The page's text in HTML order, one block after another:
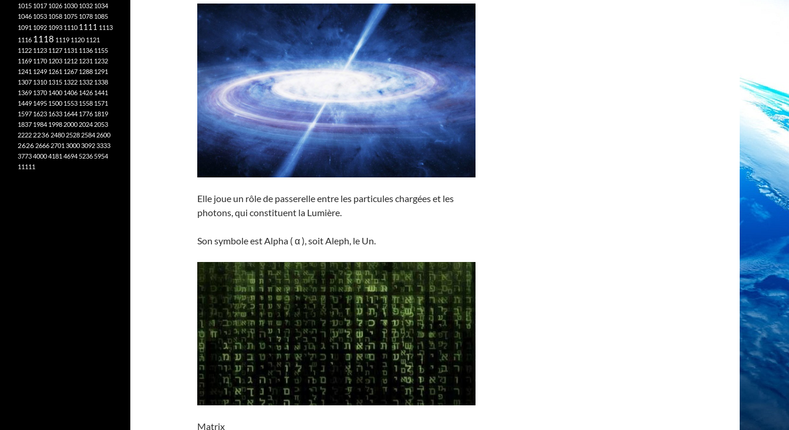
Elle joue un rôle de passerelle entre les particules chargées et les
photons, qui constituent la Lumière.
Son symbole est Alpha ( α ), soit Aleph, le Un.
Matrix
1015 1017 1026 1030 1032 1034
1046 1053 1058 1075 1078 1085
1091 1092 1093 1110 1111 1113
1116 1118 1119 1120 1121
1122 1123 1127 1131 1136 1155
1169 1170 1203 1212 1231 1232
1241 1249 1261 1267 1288 1291
1307 1310 1315 1322 1332 1338
1369 1370 1400 1406 1426 1441
1449 1495 1500 1553 1558 1571
1597 1623 1633 1644 1776 1819
1837 1984 1998 2000 2024 2053
2222 2236 2480 2528 2584 2600
2626 2666 2701 300030923333
377340004181 4694 5236 5954
11111